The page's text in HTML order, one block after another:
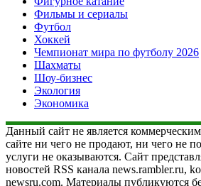
Фильмы и сериалы
Футбол
Хоккей
Чемпионат мира по футболу 2026
Шахматы
Шоу-бизнес
Экология
Экономика
Данный сайт не является
сайте ни чего не продают, ни чего не
услуги не оказываются. Сайт
новостей RSS канала news.rambler.ru,
newsru.com. Материалы публикуются